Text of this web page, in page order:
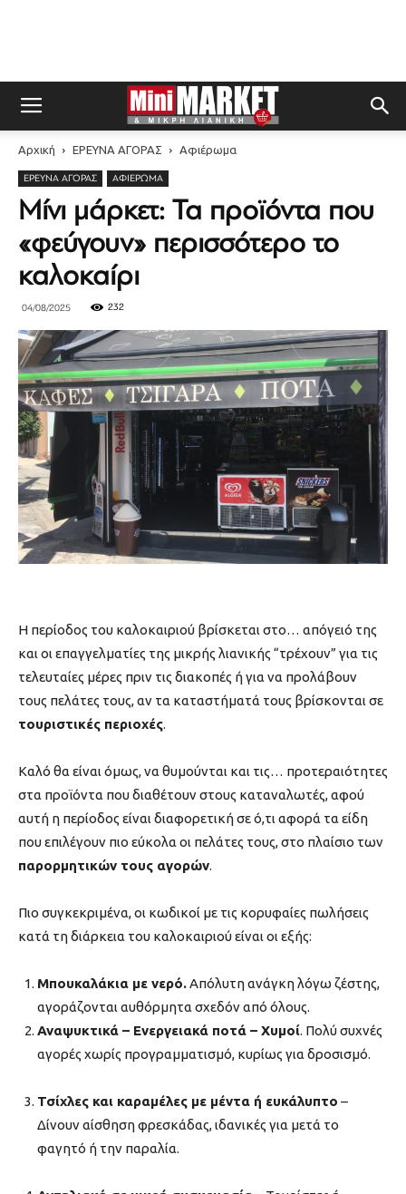
Αρχική ΕΡΕΥΝΑ ΑΓΟΡΑΣ Αφιέρωμα
ΕΡΕΥΝΑ ΑΓΟΡΑΣ ΑΦΙΈΡΩΜΑ
Μίνι μάρκετ: Τα προϊόντα που
«φεύγουν» περισσότερο το
καλοκαίρι
04/08/2025 232
Η περίοδος του καλοκαιριού βρίσκεται στο… απόγειό της
και οι επαγγελματίες της μικρής λιανικής “τρέχουν” για τις
τελευταίες μέρες πριν τις διακοπές ή για να προλάβουν
τους πελάτες τους, αν τα καταστήματά τους βρίσκονται σε
τουριστικές περιοχές.
Καλό θα είναι όμως, να θυμούνται και τις… προτεραιότητες
στα προϊόντα που διαθέτουν στους καταναλωτές, αφού
αυτή η περίοδος είναι διαφορετική σε ό,τι αφορά τα είδη
που επιλέγουν πιο εύκολα οι πελάτες τους, στο πλαίσιο των
παρορμητικών τους αγορών.
Πιο συγκεκριμένα, οι κωδικοί με τις κορυφαίες πωλήσεις
κατά τη διάρκεια του καλοκαιριού είναι οι εξής:
Μπουκαλάκια με νερό.Απόλυτη ανάγκη λόγω ζέστης,
αγοράζονται αυθόρμητα σχεδόν από όλους.
Αναψυκτικά – Ενεργειακά ποτά – Χυμοί. Πολύ συχνές
αγορές χωρίς προγραμματισμό, κυρίως για δροσισμό.
Τσίχλες και καραμέλες με μέντα ή ευκάλυπτο –
Δίνουν αίσθηση φρεσκάδας, ιδανικές για μετά το
φαγητό ή την παραλία.